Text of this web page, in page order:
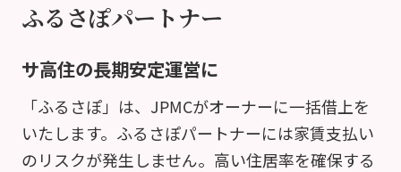
ふるさぽパートナー
サ高住の長期安定運営に
「ふるさぽ」は、JPMCがオーナーに一括借上を
いたします。ふるさぽパートナーには家賃支払い
のリスクが発生しません。高い住居率を確保する